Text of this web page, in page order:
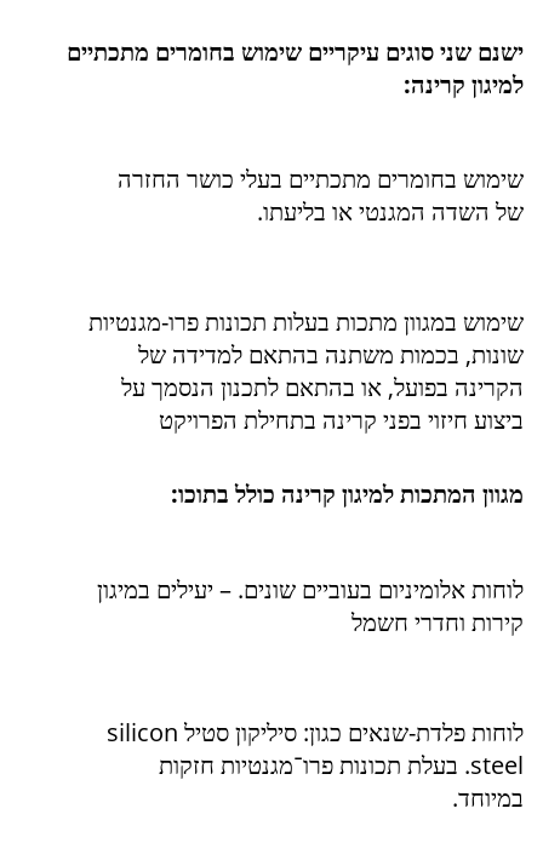
ישנם שני סוגים עיקריים שימוש בחומרים מתכתיים
למיגון קרינה:
שימוש בחומרים מתכתיים בעלי כושר החזרה
של השדה המגנטי או בליעתו.
שימוש במגוון מתכות בעלות תכונות פרו-מגנטיות
שונות, בכמות משתנה בהתאם למדידה של
הקרינה בפועל, או בהתאם לתכנון הנסמך על
ביצוע חיזוי בפני קרינה בתחילת הפרויקט
מגוון המתכות למיגון קרינה כולל בתוכו:
לוחות אלומיניום בעוביים שונים. – יעילים במיגון
קירות וחדרי חשמל
לוחות פלדת-שנאים כגון: סיליקון סטיל silicon
steel. בעלת תכונות פרו־מגנטיות חזקות
במיוחד.